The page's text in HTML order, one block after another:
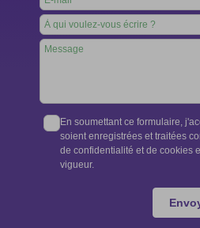
En soumettant ce formulaire,
soient enregistrées et traitées
de confidentialité et de cookies
vigueur.